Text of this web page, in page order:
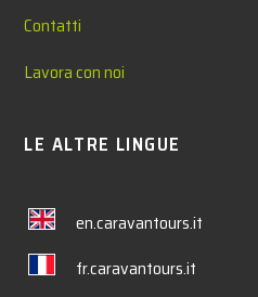
Contatti
Lavora con noi
LE ALTRE LINGUE
en.caravantours.it
fr.caravantours.it